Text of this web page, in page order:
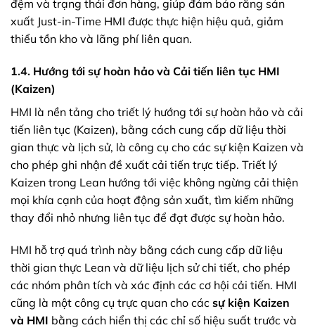
đệm và trạng thái đơn hàng, giúp đảm bảo rằng sản
xuất Just-in-Time HMI được thực hiện hiệu quả, giảm
thiểu tồn kho và lãng phí liên quan.
1.4. Hướng tới sự hoàn hảo và Cải tiến liên tục HMI
(Kaizen)
HMI là nền tảng cho triết lý hướng tới sự hoàn hảo và cải
tiến liên tục (Kaizen), bằng cách cung cấp dữ liệu thời
gian thực và lịch sử, là công cụ cho các sự kiện Kaizen và
cho phép ghi nhận đề xuất cải tiến trực tiếp. Triết lý
Kaizen trong Lean hướng tới việc không ngừng cải thiện
mọi khía cạnh của hoạt động sản xuất, tìm kiếm những
thay đổi nhỏ nhưng liên tục để đạt được sự hoàn hảo.
HMI hỗ trợ quá trình này bằng cách cung cấp dữ liệu
thời gian thực Lean và dữ liệu lịch sử chi tiết, cho phép
các nhóm phân tích và xác định các cơ hội cải tiến. HMI
cũng là một công cụ trực quan cho các sự kiện Kaizen
và HMI bằng cách hiển thị các chỉ số hiệu suất trước và